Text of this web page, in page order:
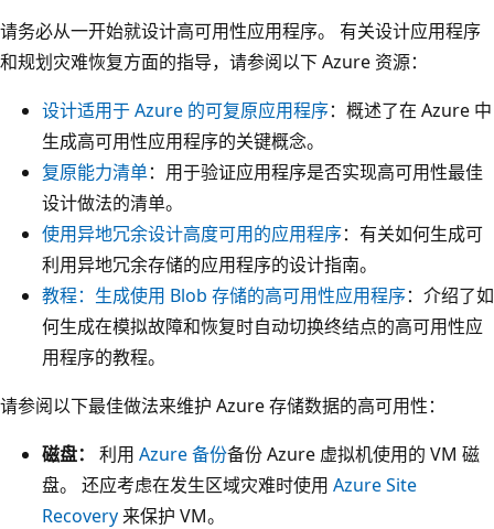
请务必从一开始就设计高可用性应用程序。 有关设计应用程序
和规划灾难恢复方面的指导，请参阅以下 Azure 资源：
设计适用于 Azure 的可复原应用程序：概述了在 Azure 中
生成高可用性应用程序的关键概念。
复原能力清单：用于验证应用程序是否实现高可用性最佳
设计做法的清单。
使用异地冗余设计高度可用的应用程序：有关如何生成可
利用异地冗余存储的应用程序的设计指南。
教程：生成使用 Blob 存储的高可用性应用程序：介绍了如
何生成在模拟故障和恢复时自动切换终结点的高可用性应
用程序的教程。
请参阅以下最佳做法来维护 Azure 存储数据的高可用性：
磁盘：
利用 Azure 备份备份 Azure 虚拟机使用的 VM 磁
盘。 还应考虑在发生区域灾难时使用 Azure Site
Recovery 来保护 VM。